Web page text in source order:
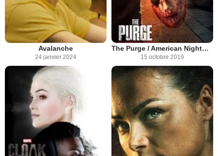
Avalanche
24 janvier 2024
The Purge / American Nightmare
15 octobre 2019